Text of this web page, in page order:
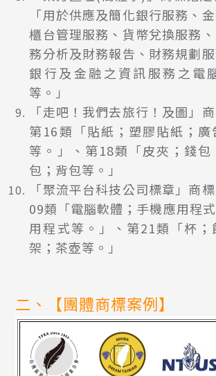
「用於供應及簡化銀行服務、
櫃台管理服務、貨幣兌換服務
務分析及財務報告、財務規劃
銀行及金融之資訊服務之電
等。」
「走吧！我們去旅行！及圖」
第16類「貼紙；塑膠貼紙；
等。」、第18類「皮夾；錢包
包；背包等。」
「聚流平台科技公司標章」商
09類「電腦軟體；手機應用程
用程式等。」、第21類「杯
架；茶壺等。」
二、【團體商標案例】